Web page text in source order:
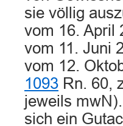
sie völlig
vom 16. April
vom 11. Juni
vom 12.
1093 Rn. 60,
jeweils
sich ein